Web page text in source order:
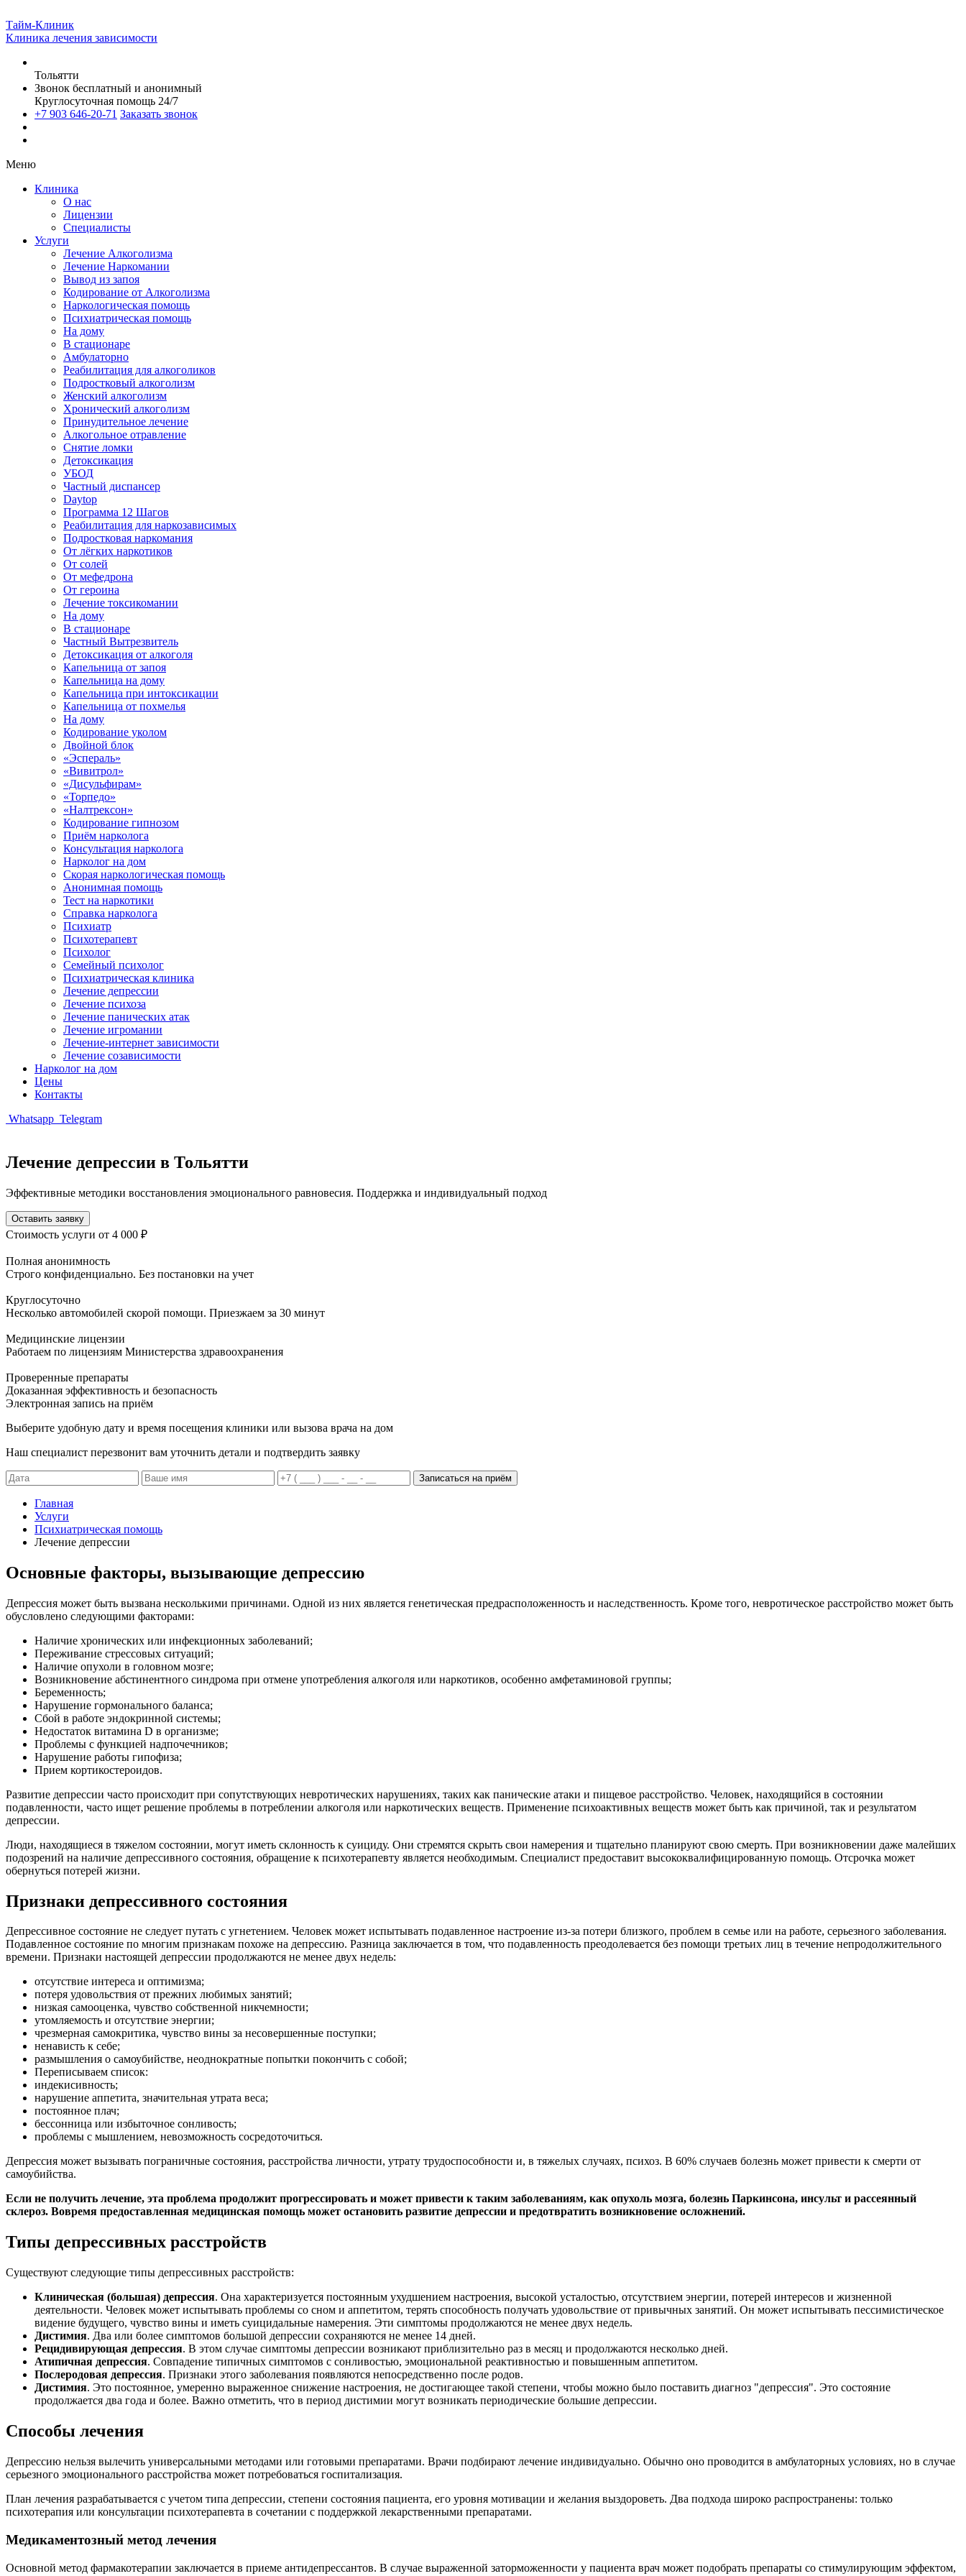
Тайм-Клиник
Клиника лечения зависимости
Тольятти
Звонок бесплатный и анонимный
Круглосуточная помощь 24/7
+7 903 646-20-71 Заказать звонок
Меню
Клиника
О нас
Лицензии
Специалисты
Услуги
Лечение Алкоголизма
Лечение Наркомании
Вывод из запоя
Кодирование от Алкоголизма
Наркологическая помощь
Психиатрическая помощь
На дому
В стационаре
Амбулаторно
Реабилитация для алкоголиков
Подростковый алкоголизм
Женский алкоголизм
Хронический алкоголизм
Принудительное лечение
Алкогольное отравление
Снятие ломки
Детоксикация
УБОД
Частный диспансер
Daytop
Программа 12 Шагов
Реабилитация для наркозависимых
Подростковая наркомания
От лёгких наркотиков
От солей
От мефедрона
От героина
Лечение токсикомании
На дому
В стационаре
Частный Вытрезвитель
Детоксикация от алкоголя
Капельница от запоя
Капельница на дому
Капельница при интоксикации
Капельница от похмелья
На дому
Кодирование уколом
Двойной блок
«Эспераль»
«Вивитрол»
«Дисульфирам»
«Торпедо»
«Налтрексон»
Кодирование гипнозом
Приём нарколога
Консультация нарколога
Нарколог на дом
Скорая наркологическая помощь
Анонимная помощь
Тест на наркотики
Справка нарколога
Психиатр
Психотерапевт
Психолог
Семейный психолог
Психиатрическая клиника
Лечение депрессии
Лечение психоза
Лечение панических атак
Лечение игромании
Лечение-интернет зависимости
Лечение созависимости
Нарколог на дом
Цены
Контакты
Whatsapp Telegram
Лечение депрессии в Тольятти
Эффективные методики восстановления эмоционального равновесия. Поддержка и индивидуальный подход
Оставить заявку
Стоимость услуги от 4 000 ₽
Полная анонимность
Строго конфиденциально. Без постановки на учет
Круглосуточно
Несколько автомобилей скорой помощи. Приезжаем за 30 минут
Медицинские лицензии
Работаем по лицензиям Министерства здравоохранения
Проверенные препараты
Доказанная эффективность и безопасность
Электронная запись на приём
Выберите удобную дату и время посещения клиники или вызова врача на дом
Наш специалист перезвонит вам уточнить детали и подтвердить заявку
Записаться на приём
Главная
Услуги
Психиатрическая помощь
Лечение депрессии
Основные факторы, вызывающие депрессию
Депрессия может быть вызвана несколькими причинами. Одной из них является генетическая предрасположенность и наследственность. Кроме того, невротическое расстройство может быть
обусловлено следующими факторами:
Наличие хронических или инфекционных заболеваний;
Переживание стрессовых ситуаций;
Наличие опухоли в головном мозге;
Возникновение абстинентного синдрома при отмене употребления алкоголя или наркотиков, особенно амфетаминовой группы;
Беременность;
Нарушение гормонального баланса;
Сбой в работе эндокринной системы;
Недостаток витамина D в организме;
Проблемы с функцией надпочечников;
Нарушение работы гипофиза;
Прием кортикостероидов.
Развитие депрессии часто происходит при сопутствующих невротических нарушениях, таких как панические атаки и пищевое расстройство. Человек, находящийся в состоянии
подавленности, часто ищет решение проблемы в потреблении алкоголя или наркотических веществ. Применение психоактивных веществ может быть как причиной, так и результатом
депрессии.
Люди, находящиеся в тяжелом состоянии, могут иметь склонность к суициду. Они стремятся скрыть свои намерения и тщательно планируют свою смерть. При возникновении даже малейших
подозрений на наличие депрессивного состояния, обращение к психотерапевту является необходимым. Специалист предоставит высококвалифицированную помощь. Отсрочка может
обернуться потерей жизни.
Признаки депрессивного состояния
Депрессивное состояние не следует путать с угнетением. Человек может испытывать подавленное настроение из-за потери близкого, проблем в семье или на работе, серьезного заболевания.
Подавленное состояние по многим признакам похоже на депрессию. Разница заключается в том, что подавленность преодолевается без помощи третьих лиц в течение непродолжительного
времени. Признаки настоящей депрессии продолжаются не менее двух недель:
отсутствие интереса и оптимизма;
потеря удовольствия от прежних любимых занятий;
низкая самооценка, чувство собственной никчемности;
утомляемость и отсутствие энергии;
чрезмерная самокритика, чувство вины за несовершенные поступки;
ненависть к себе;
размышления о самоубийстве, неоднократные попытки покончить с собой;
Переписываем список:
индекисивность;
нарушение аппетита, значительная утрата веса;
постоянное плач;
бессонница или избыточное сонливость;
проблемы с мышлением, невозможность сосредоточиться.
Депрессия может вызывать пограничные состояния, расстройства личности, утрату трудоспособности и, в тяжелых случаях, психоз. В 60% случаев болезнь может привести к смерти от
самоубийства.
Если не получить лечение, эта проблема продолжит прогрессировать и может привести к таким заболеваниям, как опухоль мозга, болезнь Паркинсона, инсульт и рассеянный
склероз. Вовремя предоставленная медицинская помощь может остановить развитие депрессии и предотвратить возникновение осложнений.
Типы депрессивных расстройств
Существуют следующие типы депрессивных расстройств:
Клиническая (большая) депрессия. Она характеризуется постоянным ухудшением настроения, высокой усталостью, отсутствием энергии, потерей интересов и жизненной
деятельности. Человек может испытывать проблемы со сном и аппетитом, терять способность получать удовольствие от привычных занятий. Он может испытывать пессимистическое
видение будущего, чувство вины и иметь суицидальные намерения. Эти симптомы продолжаются не менее двух недель.
Дистимия. Два или более симптомов большой депрессии сохраняются не менее 14 дней.
Рецидивирующая депрессия. В этом случае симптомы депрессии возникают приблизительно раз в месяц и продолжаются несколько дней.
Атипичная депрессия. Совпадение типичных симптомов с сонливостью, эмоциональной реактивностью и повышенным аппетитом.
Послеродовая депрессия. Признаки этого заболевания появляются непосредственно после родов.
Дистимия. Это постоянное, умеренно выраженное снижение настроения, не достигающее такой степени, чтобы можно было поставить диагноз "депрессия". Это состояние
продолжается два года и более. Важно отметить, что в период дистимии могут возникать периодические большие депрессии.
Способы лечения
Депрессию нельзя вылечить универсальными методами или готовыми препаратами. Врачи подбирают лечение индивидуально. Обычно оно проводится в амбулаторных условиях, но в случае
серьезного эмоционального расстройства может потребоваться госпитализация.
План лечения разрабатывается с учетом типа депрессии, степени состояния пациента, его уровня мотивации и желания выздороветь. Два подхода широко распространены: только
психотерапия или консультации психотерапевта в сочетании с поддержкой лекарственными препаратами.
Медикаментозный метод лечения
Основной метод фармакотерапии заключается в приеме антидепрессантов. В случае выраженной заторможенности у пациента врач может подобрать препараты со стимулирующим эффектом,